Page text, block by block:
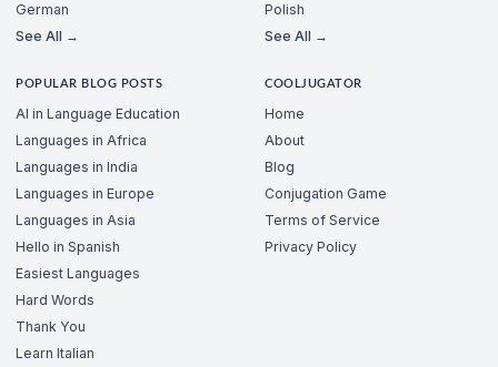
German
See All →
Polish
See All →
POPULAR BLOG POSTS
AI in Language Education
Languages in Africa
Languages in India
Languages in Europe
Languages in Asia
Hello in Spanish
Easiest Languages
Hard Words
Thank You
Learn Italian
COOLJUGATOR
Home
About
Blog
Conjugation Game
Terms of Service
Privacy Policy